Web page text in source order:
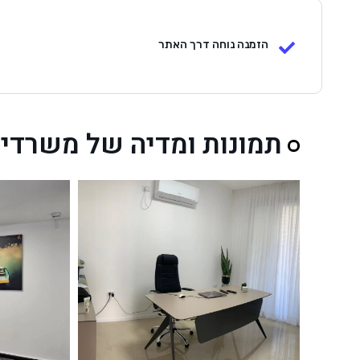
הזמנה נוחה דרך האתר
תמונות ומדיה של